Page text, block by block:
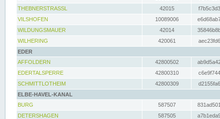
THEBNERSTRASSL
42015
VILSHOFEN
10089006
WILDUNGSMAUER
42014
WILHERING
420061
EDER
AFFOLDERN
42800502
EDERTALSPERRE
42800310
SCHMITTLOTHEIM
42800309
ELBE-HAVEL-KANAL
BURG
587507
DETERSHAGEN
587505